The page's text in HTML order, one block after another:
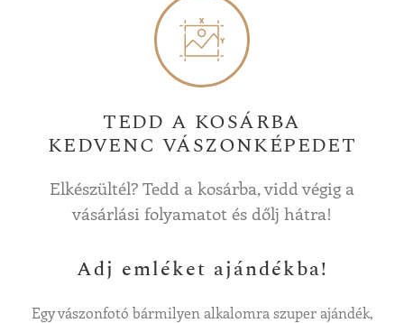
TEDD A KOSÁRBA
KEDVENC VÁSZONKÉPEDET
Elkészültél? Tedd a kosárba, vidd végig a
vásárlási folyamatot és dőlj hátra!
Adj emléket ajándékba!
Egy vászonfotó bármilyen alkalomra szuper ajándék,